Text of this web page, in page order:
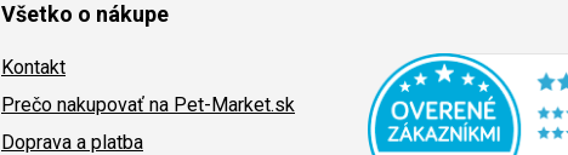
Všetko o nákupe
Kontakt
Prečo nakupovať na Pet-Market.sk
Doprava a platba